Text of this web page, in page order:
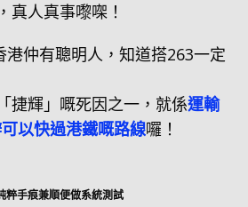
真人真事嚟㗎！
仲有聰明人，知道搭263一定
捷輝」嘅死因之一，就係運輸
以快過港鐵嘅路線囉！
粹手痕兼順便做系統測試